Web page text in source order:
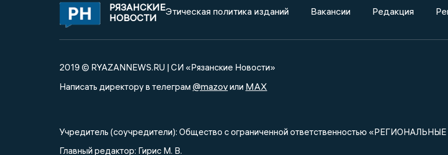
РЯЗАНСКИЕ
НОВОСТИ
Этическая политика изданий Вакансии Редакция
2019 © RYAZANNEWS.RU | СИ «Рязанские Новости»
Написать директору в телеграм @mazovили MAX
Учредитель (соучредители): Общество с ограниченной ответственностью
Главный редактор: Гирис М. В.